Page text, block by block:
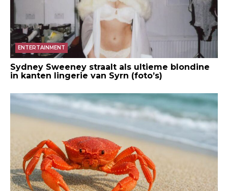
ENTERTAINMENT
Sydney Sweeney straalt als ultieme blondine
in kanten lingerie van Syrn (foto’s)